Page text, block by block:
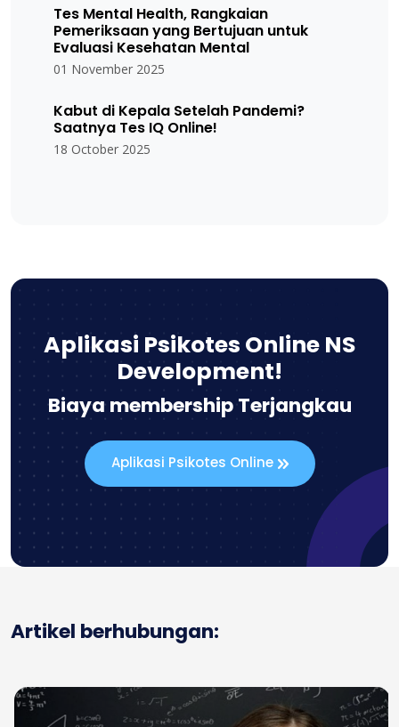
Tes Mental Health, Rangkaian
Pemeriksaan yang Bertujuan untuk
Evaluasi Kesehatan Mental
01 November 2025
Kabut di Kepala Setelah Pandemi?
Saatnya Tes IQ Online!
18 October 2025
Aplikasi Psikotes Online NS
Development!
Biaya membership Terjangkau
Aplikasi Psikotes Online
Artikel berhubungan: